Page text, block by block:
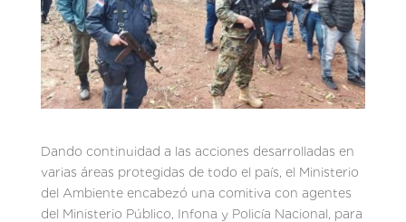
Dando continuidad a las acciones desarrolladas en
varias áreas protegidas de todo el país, el Ministerio
del Ambiente encabezó una comitiva con agentes
del Ministerio Público, Infona y Policía Nacional, para